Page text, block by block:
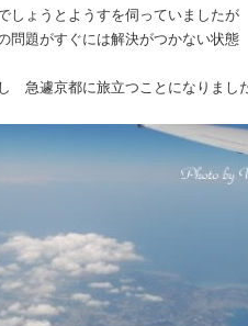
しょうとようすを伺っていましたが
問題がすぐには解決がつかない状態
急遽京都に旅立つことになりまし